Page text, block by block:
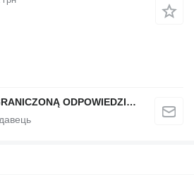
QINDITO SPÓŁKA Z OGRANICZONĄ ODPOWIEDZIALNOŚCIĄ